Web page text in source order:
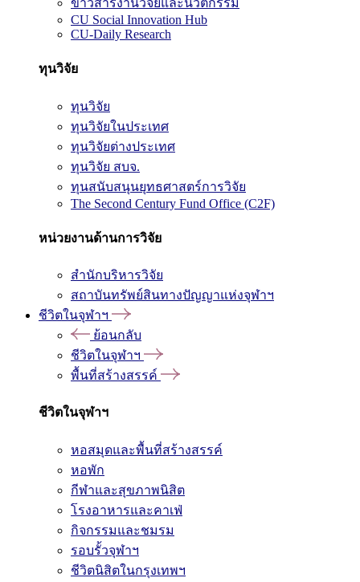
ข่าวสารงานวิจัยและนวัตกรรม
CU Social Innovation Hub
CU-Daily Research
ทุนวิจัย
ทุนวิจัย
ทุนวิจัยในประเทศ
ทุนวิจัยต่างประเทศ
ทุนวิจัย สบจ.
ทุนสนับสนุนยุทธศาสตร์การวิจัย
The Second Century Fund Office (C2F)
หน่วยงานด้านการวิจัย
สำนักบริหารวิจัย
สถาบันทรัพย์สินทางปัญญาแห่งจุฬาฯ
ชีวิตในจุฬาฯ
ย้อนกลับ
ชีวิตในจุฬาฯ
พื้นที่สร้างสรรค์
ชีวิตในจุฬาฯ
หอสมุดและพื้นที่สร้างสรรค์
หอพัก
กีฬาและสุขภาพนิสิต
โรงอาหารและคาเฟ่
กิจกรรมและชมรม
รอบรั้วจุฬาฯ
ชีวิตนิสิตในกรุงเทพฯ